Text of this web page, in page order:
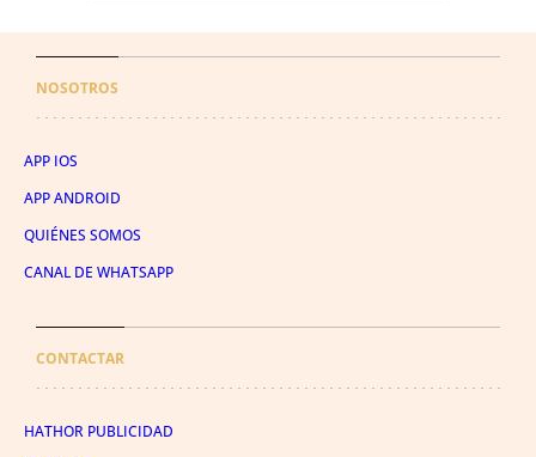
NOSOTROS
APP IOS
APP ANDROID
QUIÉNES SOMOS
CANAL DE WHATSAPP
CONTACTAR
HATHOR PUBLICIDAD